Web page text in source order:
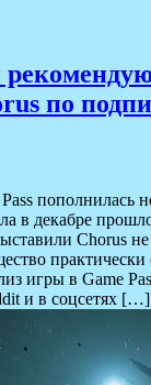
по
в декабре
Chorus
практически
игры в Game
и в соцсетях […]